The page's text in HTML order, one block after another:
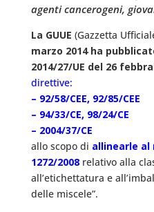
agenti cancerogeni,
La GUUE (Gazzetta
marzo 2014 ha
2014/27/UE del 26
direttive:
– 92/58/CEE, 92/85/CEE
– 94/33/CE, 98/24/CE
– 2004/37/CE
allo scopo di allinearle al
1272/2008relativo alla
all’etichettatura e
delle miscele”.